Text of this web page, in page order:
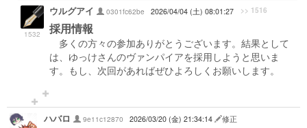
1532
ウルグアイ 0301fc62be 2026/04/04 (土) 08:01:27 >> 1516
採用情報
多くの方々の参加ありがとうございます。結果として
は、ゆっけさんのヴァンパイアを採用しようと思いま
す。もし、次回があればぜひよろしくお願いします。
ハバロ 9e11c12870 2026/03/20 (金) 21:34:14 修正